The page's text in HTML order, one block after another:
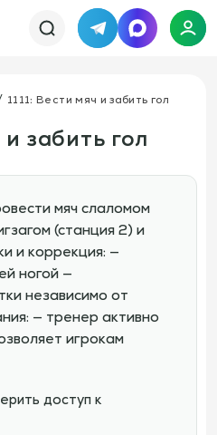
TelegramMAX
1111: Вести мяч и забить гол
и забить гол
мяч слаломом
(станция 2) и
и коррекция: —
ногой —
независимо от
— тренер активно
игрокам
доступ к